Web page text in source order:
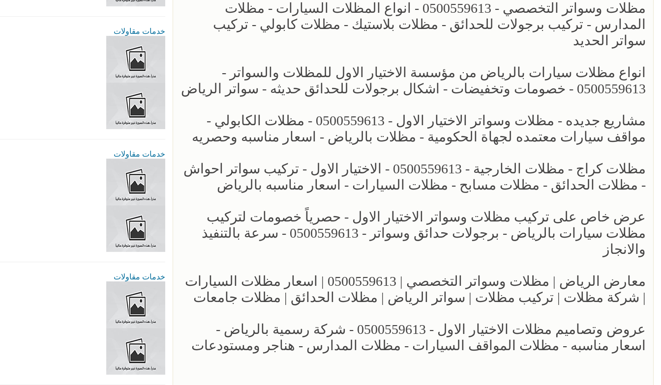
مظلات وسواتر التخصصي - 0500559613 - انواع المظلات السيارات - مظلات
المدارس - تركيب برجولات للحدائق - مظلات بلاستيك - مظلات كابولي - تركيب
سواتر الحديد
انواع مظلات سيارات بالرياض من مؤسسة الاختيار الاول للمظلات والسواتر -
0500559613 - خصومات وتخفيضات - اشكال برجولات للحدائق حديثه - سواتر الرياض
مشاريع جديده - مظلات وسواتر الاختيار الاول - 0500559613 - مظلات الكابولي -
مواقف سيارات معتمده لجهاة الحكومية - مظلات بالرياض - اسعار مناسبه وحصريه
مظلات كراج - مظلات الخارجية - 0500559613 - الاختيار الاول - تركيب سواتر احواش
- مظلات الحدائق - مظلات مسابح - مظلات السيارات - اسعار مناسبه بالرياض
عرض خاص على تركيب مظلات وسواتر الاختيار الاول - حصرياً خصومات لتركيب
مظلات سيارات بالرياض - برجولات حدائق وسواتر - 0500559613 - سرعة بالتنفيذ
والانجاز
معارض الرياض | مظلات وسواتر التخصصي | 0500559613 | اسعار مظلات السيارات
| شركة مظلات | تركيب مظلات | سواتر الرياض | مظلات الحدائق | مظلات جامعات
عروض وتصاميم مظلات الاختيار الاول - 0500559613 - شركة رسمية بالرياض -
اسعار مناسبه - مظلات المواقف السيارات - مظلات المدارس - هناجر ومستودعات
خدمات مقاولات
خدمات مقاولات
خدمات مقاولات